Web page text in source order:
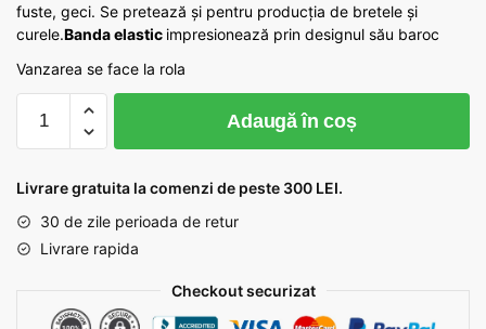
fuste, geci. Se pretează și pentru producția de bretele și
curele.Banda elastic impresionează prin designul său baroc
Vanzarea se face la rola
Banda
decorativ
230
Adaugă în coș
Livrare gratuita la comenzi de peste 300 LEI.
30 de zile perioada de retur
Livrare rapida
Checkout securizat